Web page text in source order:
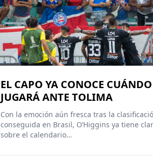
EL CAPO YA CONOCE CUÁNDO
JUGARÁ ANTE TOLIMA
Con la emoción aún fresca tras la
conseguida en Brasil, O’Higgins ya tiene
sobre el calendario…